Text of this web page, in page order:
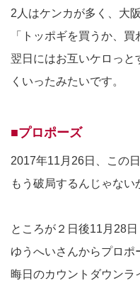
2人はケンカが多く、大
「トッポギを買うか、
翌日にはお互いケロっと
くいったみたいです。
■プロポーズ
2017年11月26日、この
もう破局するんじゃない
ところが２日後11月28
ゆうへいさんからプロポ
晦日のカウントダウンラ